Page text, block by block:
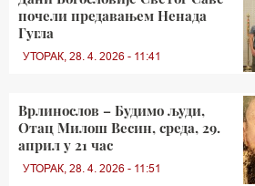
почели предавањем Ненада
Гугла
УТОРАК, 28. 4. 2026 - 11:41
Врлинослов – Будимо људи,
Отац Милош Весин, среда, 29.
април у 21 час
УТОРАК, 28. 4. 2026 - 11:51